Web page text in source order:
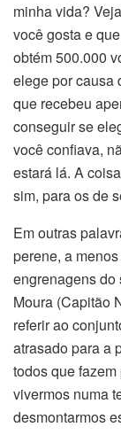
minha vida?
você gosta e
obtém 500.000
elege por causa
que recebeu
conseguir se
você confiava,
estará lá. A
sim, para os de
Em outras
perene, a
engrenagens do
Moura (Capitão
referir ao
atrasado para a
todos que
vivermos numa
desmontarmos